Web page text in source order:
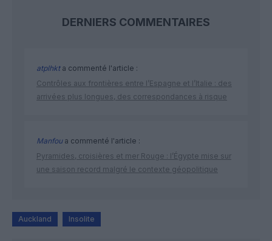
DERNIERS COMMENTAIRES
atplhkta commenté l'article :
Contrôles aux frontières entre l’Espagne et l’Italie : des
arrivées plus longues, des correspondances à risque
Manfoua commenté l'article :
Pyramides, croisières et mer Rouge : l’Égypte mise sur
une saison record malgré le contexte géopolitique
Auckland Insolite